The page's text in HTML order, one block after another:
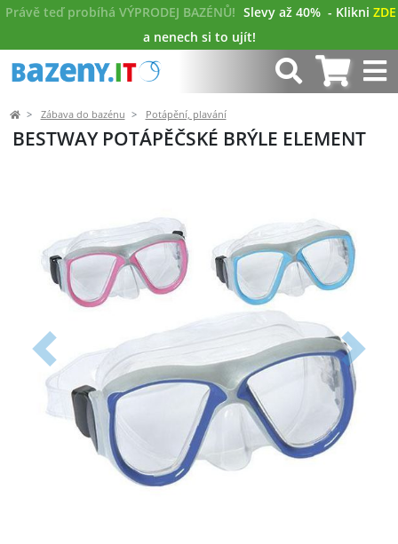
Právě teď probíhá VÝPRODEJ BAZÉNŮ! Slevy až 40% - Klikni ZDE
a nenech si to ujít!
Zábava do bazénu Potápění, plavání
BESTWAY POTÁPĚČSKÉ BRÝLE ELEMENT
Předchozí Další